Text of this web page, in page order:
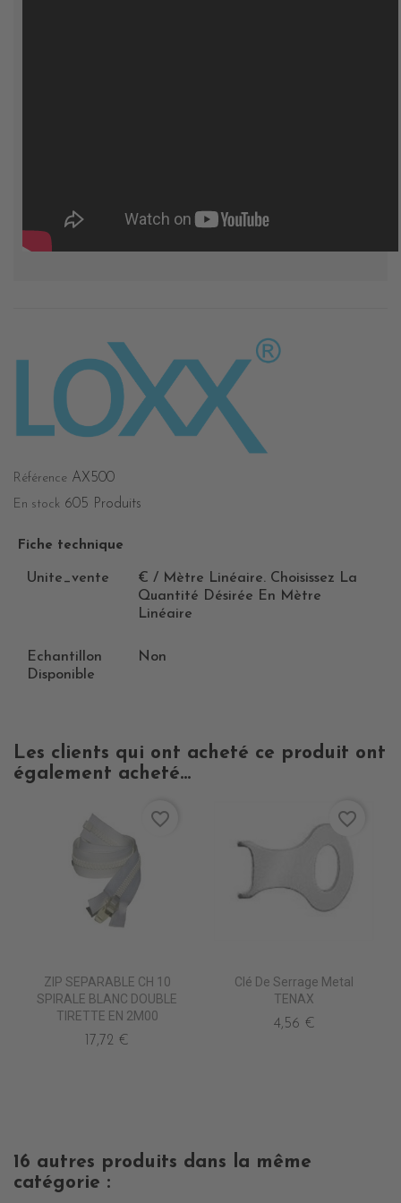
Référence AX500
En stock 605 Produits
Fiche technique
Unite_vente
€ / Mètre Linéaire. Choisissez La
Quantité Désirée En Mètre
Linéaire
Echantillon
Disponible
Non
Les clients qui ont acheté ce produit ont
également acheté...
ZIP SEPARABLE CH 10
SPIRALE BLANC DOUBLE
TIRETTE EN 2M00
17,72 €
favorite_border
Clé De Serrage Metal
TENAX
4,56 €
favorite_border
16 autres produits dans la même
catégorie :